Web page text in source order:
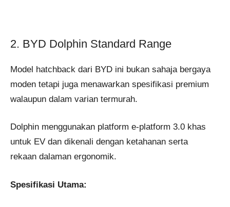
2. BYD Dolphin Standard Range
Model hatchback dari BYD ini bukan sahaja bergaya
moden tetapi juga menawarkan spesifikasi premium
walaupun dalam varian termurah.
Dolphin menggunakan platform e-platform 3.0 khas
untuk EV dan dikenali dengan ketahanan serta
rekaan dalaman ergonomik.
Spesifikasi Utama: